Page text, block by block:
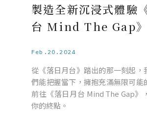
製造全新沉浸式體驗
台 Mind The Gap》
Feb.20.2024
從《落日月台》踏出的那一刻起，
們能把握當下，擁抱充滿無限可能
前往《落日月台 Mind The Gap》
你的終點。